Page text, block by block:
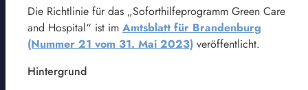
Die Richtlinie für das „Soforthilfeprogramm Green Care
and Hospital“ ist im Amtsblatt für Brandenburg
(Nummer 21 vom 31. Mai 2023) veröffentlicht.
Hintergrund